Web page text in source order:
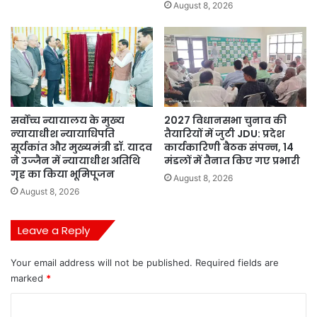
August 8, 2026
सर्वोच्च न्यायालय के मुख्‍य
न्‍यायाधीश न्यायाधिपति
सूर्यकांत और मुख्यमंत्री डॉ. यादव
ने उज्जैन में न्यायाधीश अतिथि
गृह का किया भूमिपूजन
August 8, 2026
2027 विधानसभा चुनाव की
तैयारियों में जुटी JDU: प्रदेश
कार्यकारिणी बैठक संपन्न, 14
मंडलों में तैनात किए गए प्रभारी
August 8, 2026
Leave a Reply
Your email address will not be published. Required fields are
marked *